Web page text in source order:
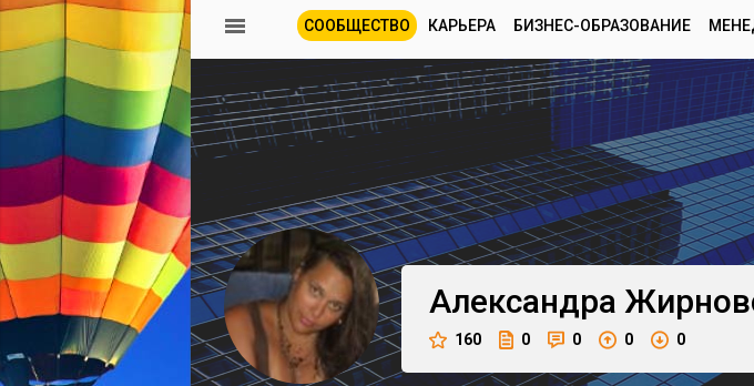
СООБЩЕСТВО КАРЬЕРА БИЗНЕС-ОБРАЗОВАНИЕ
Александра
160 0 0 0 0